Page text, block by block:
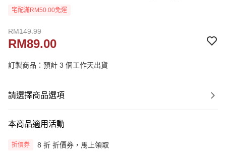
宅配滿RM50.00免運
RM149.99
RM89.00
訂製商品：預計 3 個工作天出貨
請選擇商品選項
本商品適用活動
折價券 8 折 折價券，馬上領取